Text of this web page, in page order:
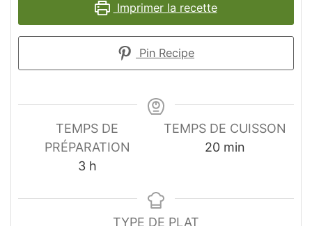
Imprimer la recette
Pin Recipe
TEMPS DE
PRÉPARATION
3heures
h
TEMPS DE CUISSON
20minutes
min
TYPE DE PLAT